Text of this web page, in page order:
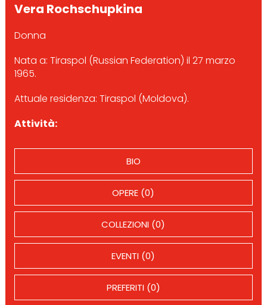
Vera Rochschupkina
Donna
Nata a: Tiraspol (Russian Federation) il 27 marzo
1965.
Attuale residenza: Tiraspol (Moldova).
Attività:
BIO
OPERE (0)
COLLEZIONI (0)
EVENTI (0)
PREFERITI (0)